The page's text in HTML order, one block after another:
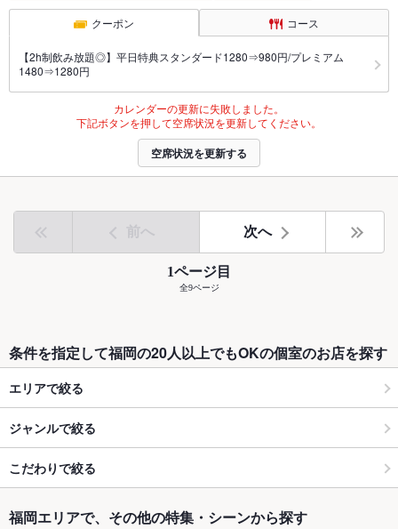
クーポン コース
【2h制飲み放題◎】平日特典スタンダード1280⇒980円/プレミアム
1480⇒1280円
カレンダーの更新に失敗しました。
下記ボタンを押して空席状況を更新してください。
空席状況を更新する
前へ 次へ
1ページ目
全9ページ
条件を指定して福岡の20人以上でもOKの個室のお店を探す
エリアで絞る
ジャンルで絞る
こだわりで絞る
福岡エリアで、その他の特集・シーンから探す